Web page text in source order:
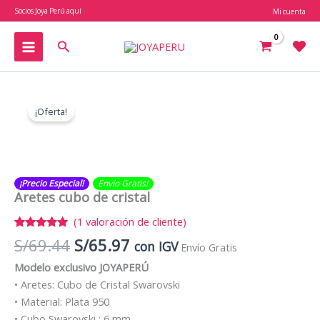
al
contenido
Socios Joya Perú aquí Mi cuenta
Buscar
¡Oferta!
¡Precio Especial! Envío Gratis​​​!
Aretes cubo de cristal
con5.00
base a
de un
cliente
(1 valoración de cliente)
S/69.44 El
precio
original
era:
S/69.44.
S/65.97 El
precio
actual
S/65.97.
con IGV Envío Gratis
Modelo exclusivo JOYAPERÚ
• Aretes: Cubo de Cristal Swarovski
• Material: Plata 950